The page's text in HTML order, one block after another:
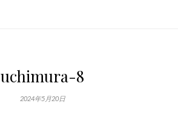
uchimura-8
2024年5月20日